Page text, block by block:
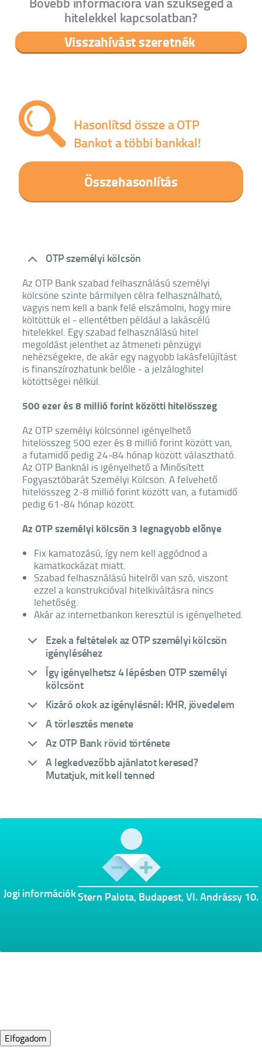
hitelekkel kapcsolatban?
Visszahívást szeretnék
Hasonlítsd össze a OTP
Bankot a többi bankkal!
Összehasonlítás
OTP személyi kölcsön
Az OTP Bank szabad felhasználású személyi
kölcsöne szinte bármilyen célra felhasználható,
vagyis nem kell a bank felé elszámolni, hogy mire
költöttük el - ellentétben például a lakáscélú
hitelekkel. Egy szabad felhasználású hitel
megoldást jelenthet az átmeneti pénzügyi
nehézségekre, de akár egy nagyobb lakásfelújítást
is finanszírozhatunk belőle - a jelzáloghitel
kötöttségei nélkül.
500 ezer és 8 millió forint közötti hitelösszeg
Az OTP személyi kölcsönnel igényelhető
hitelösszeg 500 ezer és 8 millió forint között van,
a futamidő pedig 24-84 hónap között választható.
Az OTP Banknál is igényelhető a Minősített
Fogyasztóbarát Személyi Kölcsön. A felvehető
hitelösszeg 2-8 millió forint között van, a futamidő
pedig 61-84 hónap között.
Az OTP személyi kölcsön 3 legnagyobb előnye
Fix kamatozású, így nem kell aggódnod a
kamatkockázat miatt.
Szabad felhasználású hitelről van szó, viszont
ezzel a konstrukcióval hitelkiváltásra nincs
lehetőség.
Akár az internetbankon keresztül is igényelheted.
Ezek a feltételek az OTP személyi kölcsön
igényléséhez
Így igényelhetsz 4 lépésben OTP személyi
kölcsönt
Kizáró okok az igénylésnél: KHR, jövedelem
A törlesztés menete
Az OTP Bank rövid története
A legkedvezőbb ajánlatot keresed?
Mutatjuk, mit kell tenned
Jogi információkStern Palota, Budapest, VI. Andrássy 10.
Elfogadom